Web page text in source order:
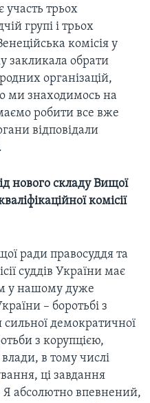
участь трьох
групі і трьох
комісія у
закликала обрати
організацій,
ми знаходимось на
робити все вже
відповідали
нового складу Вищої
комісії
ради правосуддя та
суддів України має
у нашому дуже
– боротьбі з
демократичної
з корупцією,
в тому числі
ці завдання
абсолютно впевнений,